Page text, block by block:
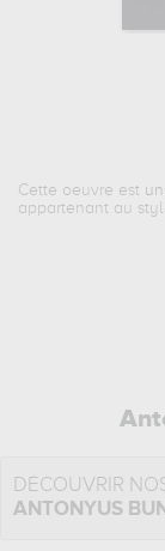
Cette oeuvre est
appartenant au
DÉCOUVRIR
ANTONYUS